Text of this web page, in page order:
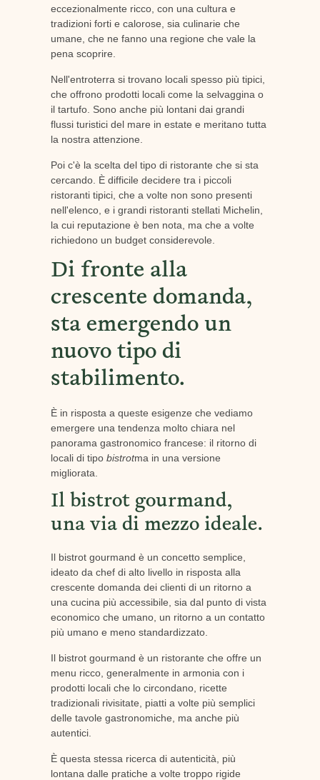
eccezionalmente ricco, con una cultura e
tradizioni forti e calorose, sia culinarie che
umane, che ne fanno una regione che vale la
pena scoprire.
Nell'entroterra si trovano locali spesso più tipici,
che offrono prodotti locali come la selvaggina o
il tartufo. Sono anche più lontani dai grandi
flussi turistici del mare in estate e meritano tutta
la nostra attenzione.
Poi c'è la scelta del tipo di ristorante che si sta
cercando. È difficile decidere tra i piccoli
ristoranti tipici, che a volte non sono presenti
nell'elenco, e i grandi ristoranti stellati Michelin,
la cui reputazione è ben nota, ma che a volte
richiedono un budget considerevole.
Di fronte alla
crescente domanda,
sta emergendo un
nuovo tipo di
stabilimento.
È in risposta a queste esigenze che vediamo
emergere una tendenza molto chiara nel
panorama gastronomico francese: il ritorno di
locali di tipo bistrotma in una versione
migliorata.
Il bistrot gourmand,
una via di mezzo ideale.
Il bistrot gourmand è un concetto semplice,
ideato da chef di alto livello in risposta alla
crescente domanda dei clienti di un ritorno a
una cucina più accessibile, sia dal punto di vista
economico che umano, un ritorno a un contatto
più umano e meno standardizzato.
Il bistrot gourmand è un ristorante che offre un
menu ricco, generalmente in armonia con i
prodotti locali che lo circondano, ricette
tradizionali rivisitate, piatti a volte più semplici
delle tavole gastronomiche, ma anche più
autentici.
È questa stessa ricerca di autenticità, più
lontana dalle pratiche a volte troppo rigide